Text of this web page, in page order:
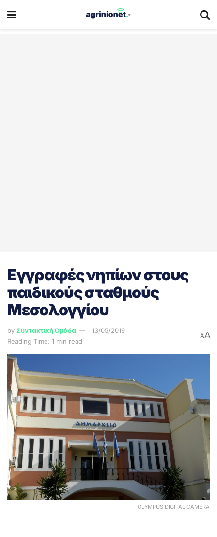
Εγγραφές νηπίων στους
παιδικούς σταθμούς
Μεσολογγίου
by Συντακτική Ομάδα
13/05/2019
Reading Time: 1 min read
AA
OLYMPUS DIGITAL CAMERA